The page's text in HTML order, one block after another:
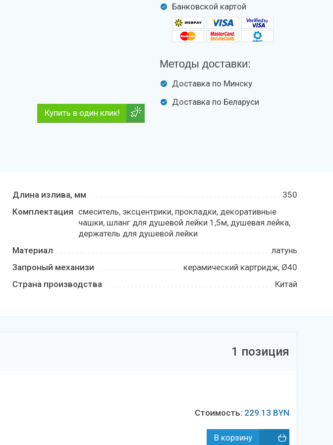
Купить в один клик!
Банковской картой
Методы доставки:
Доставка по Минску
Доставка по Беларуси
Длина излива, мм
350
Комплектация смеситель, эксцентрики, прокладки, декоративные
чашки, шланг для душевой лейки 1,5м, душевая лейка,
держатель для душевой лейки
Материал
латунь
Запроный механизи
керамический картридж, Ø40
Страна производства
Китай
1 позиция
Стоимость: 229.13 BYN